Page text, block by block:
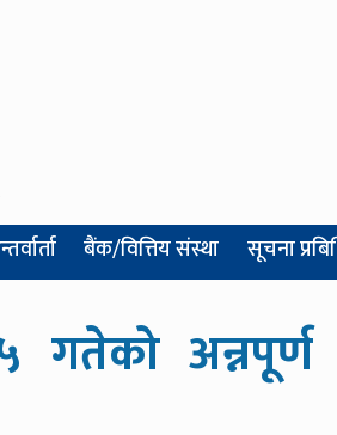
बैंक/वित्तिय संस्था सूचना
अन्नपूर्ण